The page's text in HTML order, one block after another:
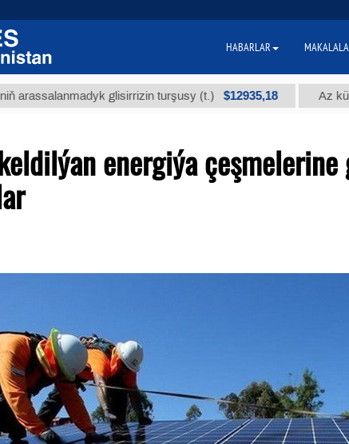
glisirrizin turşusy (t.) $12935,18 Az kükürtli
energiýa
HABARLAR